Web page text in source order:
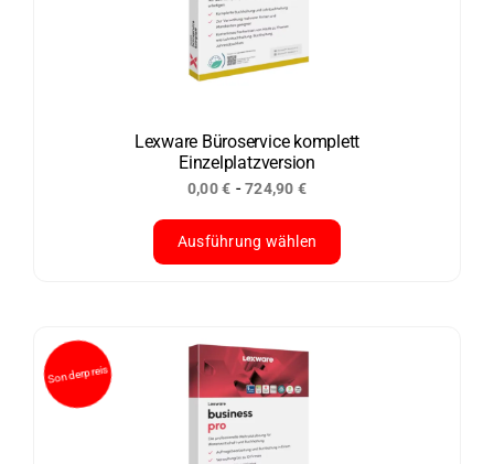
Optionen
können
der
Produktseite
gewählt
werden
Lexware Büroservice komplett
Einzelplatzversion
0,00€ -724,90 €
Ausführung wählen
mehrere
Varianten